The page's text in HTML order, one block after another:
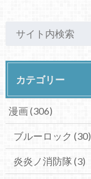
カテゴリー
漫画(306)
ブルーロック (30)
炎炎ノ消防隊(3)